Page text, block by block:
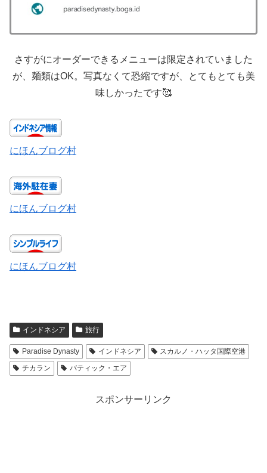
さすがにオーダーできるメニューは限定されていました
が、麺類はOK。写真なくて恐縮ですが、とてもとても美
味しかったです🥰
にほんブログ村
にほんブログ村
にほんブログ村
インドネシア 旅行
Paradise Dynasty インドネシア
スカルノ・ハッタ国際空港
チカラン
バティック・エア
スポンサーリンク